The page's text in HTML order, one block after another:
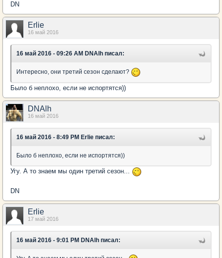
DN
Erlie
16 май 2016
16 май 2016 - 09:26 AM DNAlh писал:
Интересно, они третий сезон сделают?
Было б неплохо, если не испортятся))
DNAlh
16 май 2016
16 май 2016 - 8:49 PM Erlie писал:
Было б неплохо, если не испортятся))
Угу. А то знаем мы один третий сезон...
DN
Erlie
17 май 2016
16 май 2016 - 9:01 PM DNAlh писал: